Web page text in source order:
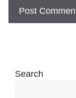
Search